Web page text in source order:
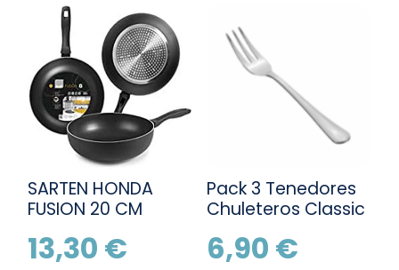
SARTEN HONDA
FUSION 20 CM
13,30 €
Pack 3 Tenedores
Chuleteros Classic
6,90 €